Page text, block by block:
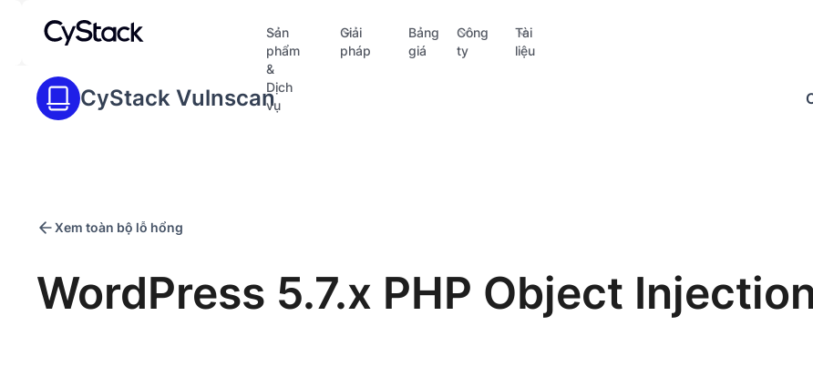
Sản
phẩm
&
Dịch
vụ
Giải
pháp
Bảng
giá
Công
ty
Tài
liệu
CyStack Vulnscan
Xem toàn bộ lỗ hổng
WordPress 5.7.x PHP Object